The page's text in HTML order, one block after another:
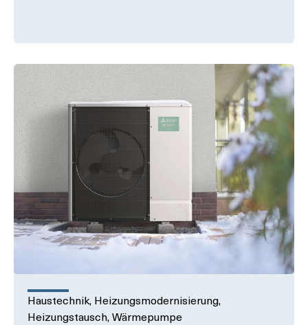
Haustechnik, Heizungsmodernisierung,
Heizungstausch, Wärmepumpe